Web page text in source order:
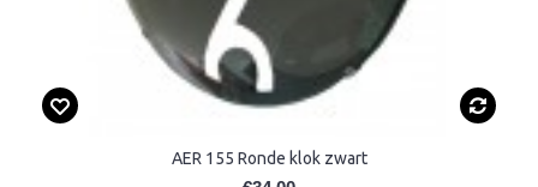
AER 155 Ronde klok zwart